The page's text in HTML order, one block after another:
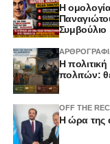
Η
Συμβούλιο
Η
πολιτών:
OFF THE
Η ώρα της